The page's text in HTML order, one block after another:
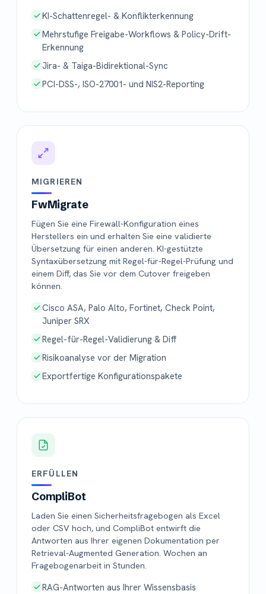
KI-Schattenregel- & Konflikterkennung
Mehrstufige Freigabe-Workflows & Policy-Drift-
Erkennung
Jira- & Taiga-Bidirektional-Sync
PCI-DSS-, ISO-27001- und NIS2-Reporting
MIGRIEREN
FwMigrate
Fügen Sie eine Firewall-Konfiguration eines
Herstellers ein und erhalten Sie eine validierte
Übersetzung für einen anderen. KI-gestützte
Syntaxübersetzung mit Regel-für-Regel-Prüfung und
einem Diff, das Sie vor dem Cutover freigeben
können.
Cisco ASA, Palo Alto, Fortinet, Check Point,
Juniper SRX
Regel-für-Regel-Validierung & Diff
Risikoanalyse vor der Migration
Exportfertige Konfigurationspakete
ERFÜLLEN
CompliBot
Laden Sie einen Sicherheitsfragebogen als Excel
oder CSV hoch, und CompliBot entwirft die
Antworten aus Ihrer eigenen Dokumentation per
Retrieval-Augmented Generation. Wochen an
Fragebogenarbeit in Stunden.
RAG-Antworten aus Ihrer Wissensbasis